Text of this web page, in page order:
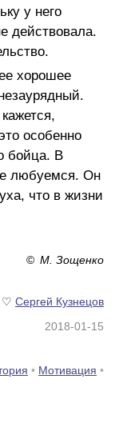
у него
действовала.
хорошее
особенно
бойца. В
любуемся. Он
что в жизни
© М. Зощенко
♡ Сергей Кузнецов
2018-01-15
• Мотивация •